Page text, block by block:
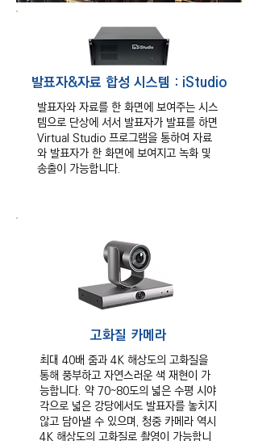
발표자&자료 합성 시스템 : iStudio
발표자와 자료를 한 화면에 보여주는 시스
템으로 단상에 서서 발표자가 발표를 하면
Virtual Studio 프로그램을 통하여 자료
와 발표자가 한 화면에 보여지고 녹화 및
송출이 가능합니다.
고화질 카메라
최대 40배 줌과 4K 해상도의 고화질을
통해 풍부하고 자연스러운 색 재현이 가
능합니다. 약 70~80도의 넓은 수평 시야
각으로 넓은 강당에서도 발표자를 놓치지
않고 담아낼 수 있으며, 청중 카메라 역시
4K 해상도의 고화질로 촬영이 가능합니